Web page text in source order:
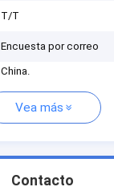
T/T
Encuesta por correo
China.
Vea más
Contacto